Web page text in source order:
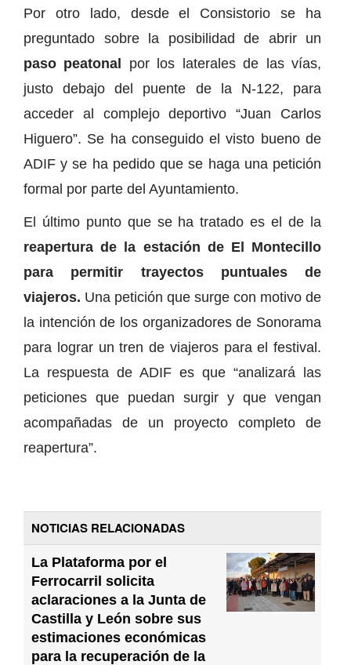
Por otro lado, desde el Consistorio se ha
preguntado sobre la posibilidad de abrir un
paso peatonal por los laterales de las vías,
justo debajo del puente de la N-122, para
acceder al complejo deportivo “Juan Carlos
Higuero”. Se ha conseguido el visto bueno de
ADIF y se ha pedido que se haga una petición
formal por parte del Ayuntamiento.
El último punto que se ha tratado es el de la
reapertura de la estación de El Montecillo
para permitir trayectos puntuales de
viajeros. Una petición que surge con motivo de
la intención de los organizadores de Sonorama
para lograr un tren de viajeros para el festival.
La respuesta de ADIF es que “analizará las
peticiones que puedan surgir y que vengan
acompañadas de un proyecto completo de
reapertura”.
NOTICIAS RELACIONADAS
La Plataforma por el
Ferrocarril solicita
aclaraciones a la Junta de
Castilla y León sobre sus
estimaciones económicas
para la recuperación de la